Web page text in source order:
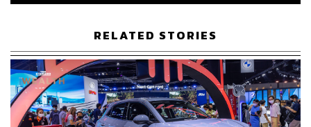
สามารถติดตาม THE STANDARD WEALTH
ผ่านแอปพลิเคชันต่างๆ ที่คุณสะดวกหรือใช้งานอยู่แล้วได้เลย
RELATED STORIES